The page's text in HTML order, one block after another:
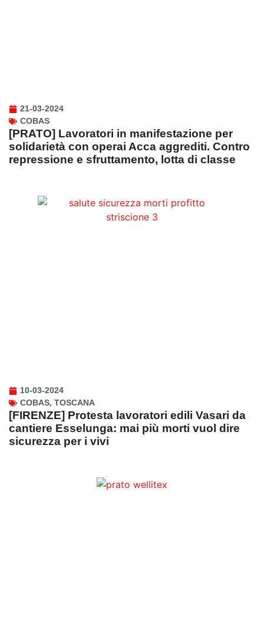
21-03-2024
COBAS
[PRATO] Lavoratori in manifestazione per
solidarietà con operai Acca aggrediti. Contro
repressione e sfruttamento, lotta di classe
10-03-2024
COBAS, TOSCANA
[FIRENZE] Protesta lavoratori edili Vasari da
cantiere Esselunga: mai più morti vuol dire
sicurezza per i vivi